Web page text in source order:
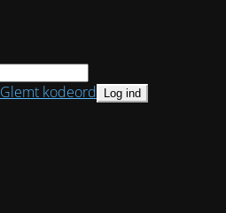
Glemt kodeord